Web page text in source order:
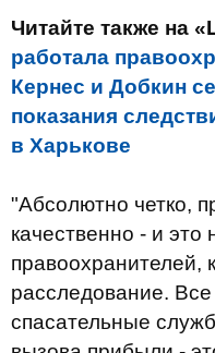
Читайте также на
работала
Кернес и Добкин
показания
в Харькове
"Абсолютно четко,
качественно - и
правоохранителей,
расследование.
спасательные